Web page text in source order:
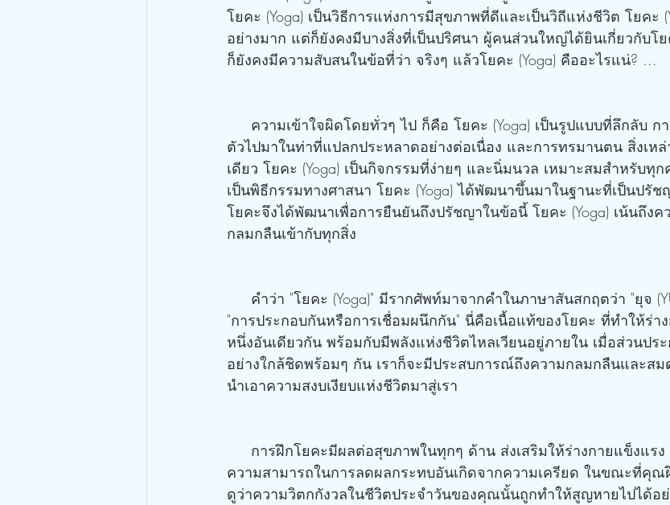
โยคะ (Yoga) เป็นวิธีการแห่งการมีสุขภาพที่ดีและเป็นวิถีแห่งชีวิต โยคะ
อย่างมาก แต่ก็ยังคงมีบางสิ่งที่เป็นปริศนา ผู้คนส่วนใหญ่ได้ยินเกี่ยวกับโ
ก็ยังคงมีความสับสนในข้อที่ว่า จริงๆ แล้วโยคะ (Yoga) คืออะไรแน่? ...
ตัวไปมาในท่าที่แปลกประหลาดอย่างต่อเนื่อง และการทรมานตน สิ่งเห
เดียว โยคะ (Yoga) เป็นกิจกรรมที่ง่ายๆ และนิ่มนวล เหมาะสมสำหรับทุ
เป็นพิธีกรรมทางศาสนา โยคะ (Yoga) ได้พัฒนาขึ้นมาในฐานะที่เป็นปรั
โยคะจึงได้พัฒนาเพื่อการยืนยันถึงปรัชญาในข้อนี้ โยคะ (Yoga) เน้นถึงค
กลมกลืนเข้ากับทุกสิ่ง
"การประกอบกันหรือการเชื่อมผนึกกัน" นี่คือเนื้อแท้ของโยคะ ที่ทำให้ร่า
หนึ่งอันเดียวกัน พร้อมกับมีพลังแห่งชีวิตไหลเวียนอยู่ภายใน เมื่อส่วนปร
อย่างใกล้ชิดพร้อมๆ กัน เราก็จะมีประสบการณ์ถึงความกลมกลืนและสม
นำเอาความสงบเงียบแห่งชีวิตมาสู่เรา
ความสามารถในการลดผลกระทบอันเกิดจากความเครียด ในขณะที่คุ
ดูว่าความวิตกกังวลในชีวิตประจำวันของคุณนั้นถูกทำให้สูญหายไปได้อ